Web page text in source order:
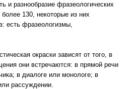
и разнообразие фразеологических
130, некоторые из них
есть фразеологизмы,
окраски зависят от того, в
они встречаются: в прямой речи
в диалоге или монологе; в
рассуждении.